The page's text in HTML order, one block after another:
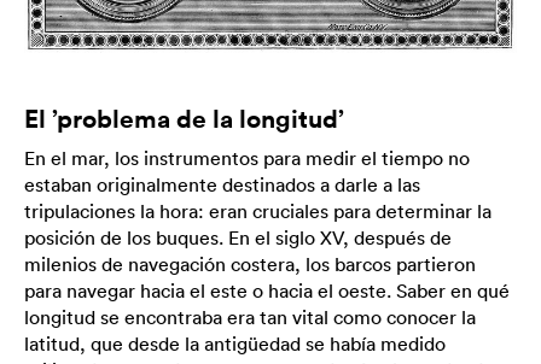
El ’problema de la longitud’
En el mar, los instrumentos para medir el tiempo no
estaban originalmente destinados a darle a las
tripulaciones la hora: eran cruciales para determinar la
posición de los buques. En el siglo XV, después de
milenios de navegación costera, los barcos partieron
para navegar hacia el este o hacia el oeste. Saber en qué
longitud se encontraba era tan vital como conocer la
latitud, que desde la antigüedad se había medido